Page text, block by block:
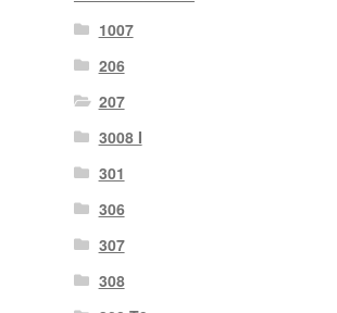
1007
206
207
3008 I
301
306
307
308